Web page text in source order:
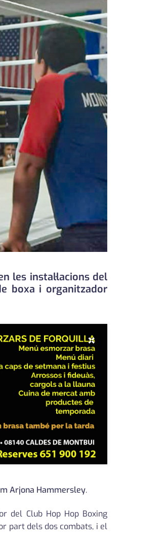
les instal·lacions del
boxa i organitzador
×
Arjona Hammersley.
del Club Hop Hop Boxing
part dels dos combats, i el